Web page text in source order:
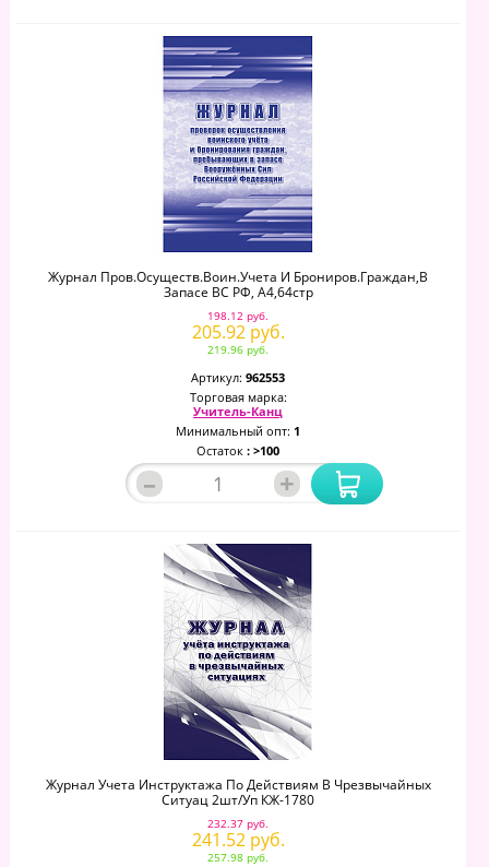
Журнал Пров.осуществ.воин.учета И Брониров.граждан,в
Запасе ВС РФ, А4,64стр
198.12 руб.
205.92 руб.
219.96 руб.
Артикул: 962553
Торговая марка:
Учитель-Канц
Минимальный опт: 1
Остаток : >100
– +
Журнал Учета Инструктажа По Действиям В Чрезвычайных
Ситуац 2шт/уп КЖ-1780
232.37 руб.
241.52 руб.
257.98 руб.